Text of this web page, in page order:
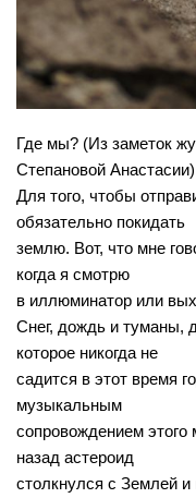
Где мы? (Из заметок
Степановой Анастасии)
Для того, чтобы
обязательно покидать
землю. Вот, что мне
когда я смотрю
в иллюминатор или
Снег, дождь и туманы,
которое никогда не
садится в этот время
музыкальным
сопровождением
назад астероид
столкнулся с Землей и